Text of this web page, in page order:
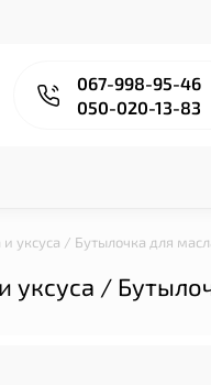
067-998-95-46
050-020-13-83
уксуса / Бутылочка для
уксуса /